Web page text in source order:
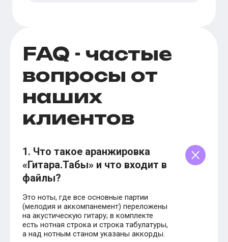
FAQ - частые
вопросы от
наших
клиентов
1. Что такое аранжировка
«Гитара.Табы» и что входит в
файлы?
Это ноты, где все основные партии
(мелодия и аккомпанемент) переложены
на акустическую гитару; в комплекте
есть нотная строка и строка табулатуры,
а над нотным станом указаны аккорды.